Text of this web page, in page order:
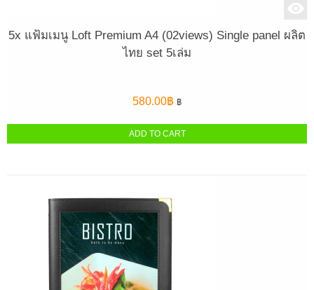
5x แฟ้มเมนู Loft Premium A4 (02views) Single panel ผลิต
ไทย set 5เล่ม
580.00฿ ฿
ADD TO CART